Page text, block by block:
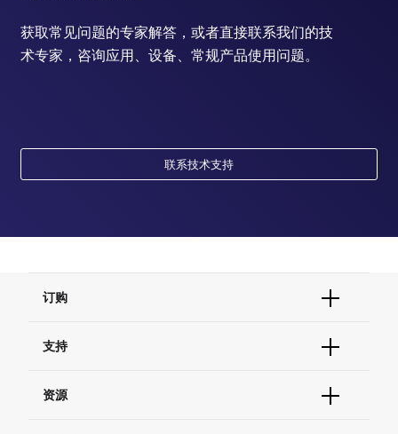
获取常见问题的专家解答，或者直接联系我们的技
术专家，咨询应用、设备、常规产品使用问题。
联系技术支持
订购
订单支持
现货供应中心
支持
联系我们 - 400 820 8982
资源